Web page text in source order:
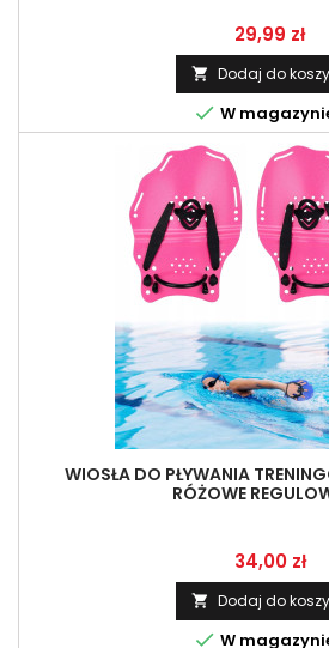
Cena
29,99 zł
 Dodaj do
 W
WIOSŁA DO PŁYWANIA
RÓŻOWE
Cena
34,00 zł
 Dodaj do
 W